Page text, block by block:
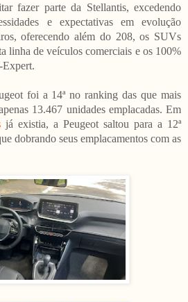
fazer parte da Stellantis, excedendo
e expectativas em evolução
oferecendo além do 208, os SUVs
linha de veículos comerciais e os 100%
Expert.
foi a 14ª no ranking das que mais
13.467 unidades emplacadas. Em
já existia, a Peugeot saltou para a 12ª
dobrando seus emplacamentos com as